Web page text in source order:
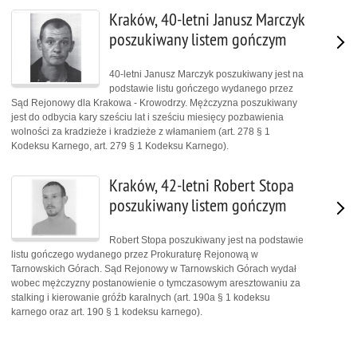
Kraków, 40-letni Janusz Marczyk
poszukiwany listem gończym
40-letni Janusz Marczyk poszukiwany jest na
podstawie listu gończego wydanego przez
Sąd Rejonowy dla Krakowa - Krowodrzy. Mężczyzna poszukiwany
jest do odbycia kary sześciu lat i sześciu miesięcy pozbawienia
wolności za kradzieże i kradzieże z włamaniem (art. 278 § 1
Kodeksu Karnego, art. 279 § 1 Kodeksu Karnego).
Kraków, 42-letni Robert Stopa
poszukiwany listem gończym
Robert Stopa poszukiwany jest na podstawie
listu gończego wydanego przez Prokuraturę Rejonową w
Tarnowskich Górach. Sąd Rejonowy w Tarnowskich Górach wydał
wobec mężczyzny postanowienie o tymczasowym aresztowaniu za
stalking i kierowanie gróźb karalnych (art. 190a § 1 kodeksu
karnego oraz art. 190 § 1 kodeksu karnego).